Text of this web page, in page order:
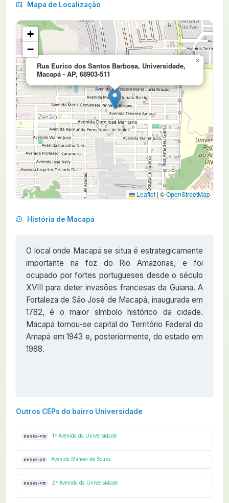
Mapa de Localização
Rua Eurico dos Santos Barbosa, Universidade,
Macapá - AP, 68903-511
×
+
−
Leaflet | ©OpenStreetMap
História de Macapá
O local onde Macapá se situa é estrategicamente
importante na foz do Rio Amazonas, e foi
ocupado por fortes portugueses desde o século
XVIII para deter invasões francesas da Guiana. A
Fortaleza de São José de Macapá, inaugurada em
1782, é o maior símbolo histórico da cidade.
Macapá tornou-se capital do Território Federal do
Amapá em 1943 e, posteriormente, do estado em
1988.
Outros CEPs do bairro Universidade
68903-410 1ª Avenida da Universidade
68903-411 Avenida Manoel de Souza
68903-415 2ª Avenida da Universidade